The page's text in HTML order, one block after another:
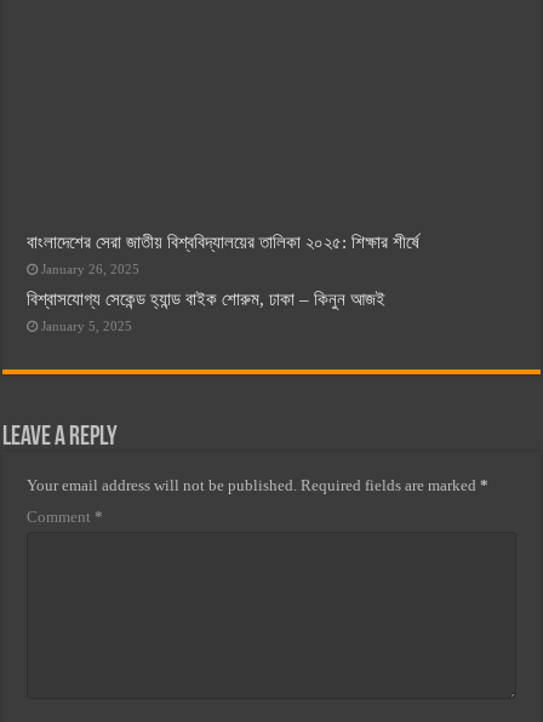
বাংলাদেশের সেরা জাতীয় বিশ্ববিদ্যালয়ের তালিকা ২০২৫: শিক্ষার শীর্ষে
January 26, 2025
বিশ্বাসযোগ্য সেকেন্ড হ্যান্ড বাইক শোরুম, ঢাকা – কিনুন আজই
January 5, 2025
Leave a Reply
Your email address will not be published. Required fields are marked*
Comment *